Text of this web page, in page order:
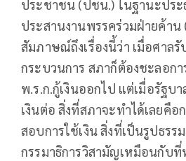
ประชาชน (ปชน.) ในฐานะปร
ประสานงานพรรคร่วมฝ่ายค้าน
สัมภาษณ์ถึงเรื่องนี้ว่า เมื่อศาลรั
กระบวนการ สภาก็ต้องชะลอก
พ.ร.ก.กู้เงินออกไป แต่เมื่อรัฐบ
เงินต่อ สิ่งที่สภาจะทำได้เลยคือ
สอบการใช้เงิน สิ่งที่เป็นรูปธรร
กรรมาธิการวิสามัญเหมือนกับที่